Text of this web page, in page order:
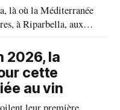
là où la Méditerranée
à Riparbella, aux
autre idée du grand
terre, les cépages et le
2026, la
cette
au vin